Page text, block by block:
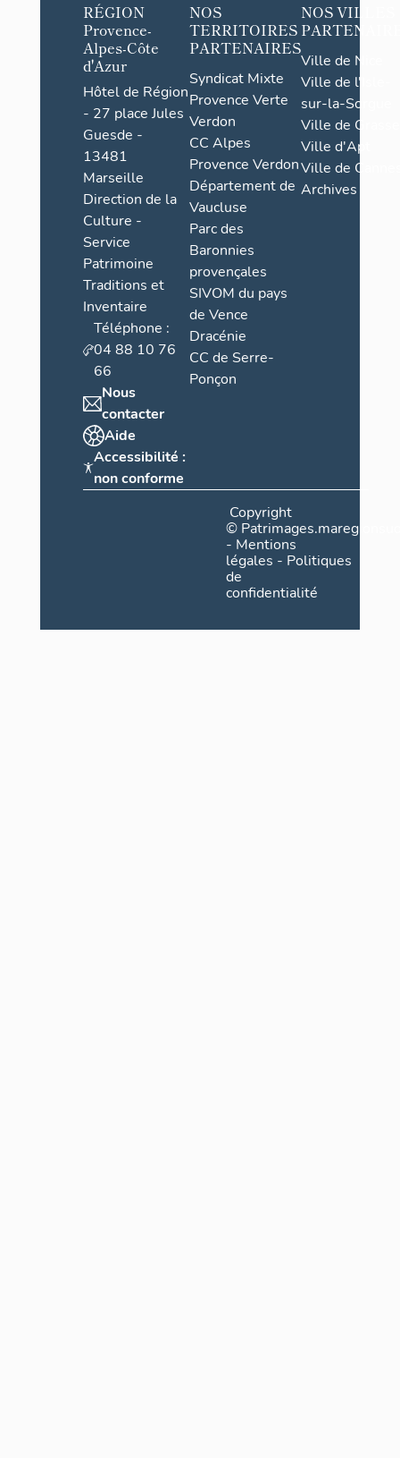
RÉGION
Provence-
Alpes-Côte
d'Azur
Hôtel de Région
- 27 place Jules
Guesde -
13481
Marseille
Direction de la
Culture -
Service
Patrimoine
Traditions et
Inventaire
Téléphone :
04 88 10 76
66
Nous
contacter
Aide
Accessibilité :
non conforme
NOS
TERRITOIRES
PARTENAIRES
Syndicat Mixte
Provence Verte
Verdon
CC Alpes
Provence Verdon
Département de
Vaucluse
Parc des
Baronnies
provençales
SIVOM du pays
de Vence
Dracénie
CC de Serre-
Ponçon
NOS VILLES
Ville de Nice
Ville de l'Isle-
sur-la-Sorgue
Ville de Grasse
Ville d'Apt
Ville de
Archives
Copyright
©
- Mentions
légales - Politiques
de
confidentialité